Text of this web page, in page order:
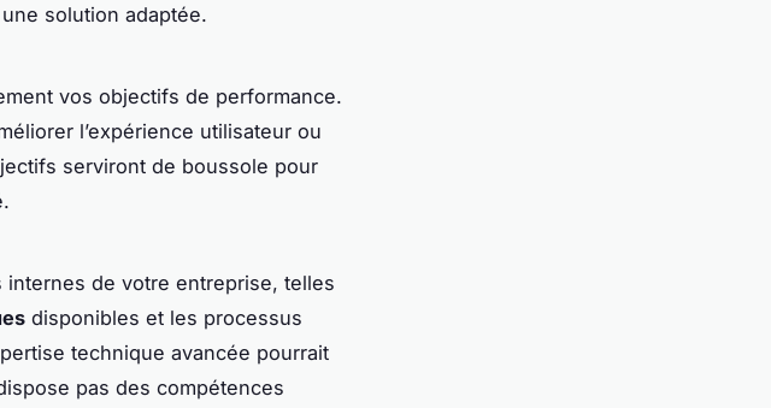
solution adaptée.
vos objectifs de performance.
l’expérience utilisateur ou
serviront de boussole pour
de votre entreprise, telles
disponibles et les processus
technique avancée pourrait
pas des compétences